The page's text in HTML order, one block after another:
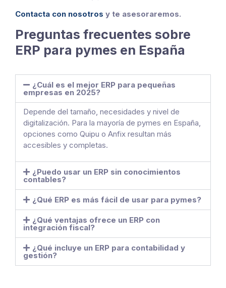
Contacta con nosotros y te asesoraremos.
Preguntas frecuentes sobre
ERP para pymes en España
¿Cuál es el mejor ERP para pequeñas
empresas en 2025?
Depende del tamaño, necesidades y nivel de
digitalización. Para la mayoría de pymes en España,
opciones como Quipu o Anfix resultan más
accesibles y completas.
¿Puedo usar un ERP sin conocimientos
contables?
¿Qué ERP es más fácil de usar para pymes?
¿Qué ventajas ofrece un ERP con
integración fiscal?
¿Qué incluye un ERP para contabilidad y
gestión?